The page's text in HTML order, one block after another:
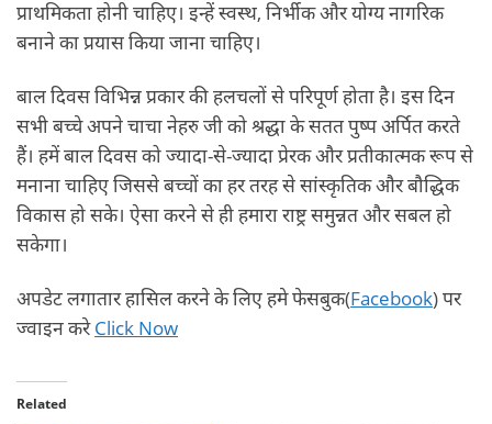
प्राथमिकता होनी चाहिए। इन्हें स्वस्थ, निर्भीक और योग्य नागरिक
बनाने का प्रयास किया जाना चाहिए।
बाल दिवस विभिन्न प्रकार की हलचलों से परिपूर्ण होता है। इस दिन
सभी बच्चे अपने चाचा नेहरु जी को श्रद्धा के सतत पुष्प अर्पित करते
हैं। हमें बाल दिवस को ज्यादा-से-ज्यादा प्रेरक और प्रतीकात्मक रूप से
मनाना चाहिए जिससे बच्चों का हर तरह से सांस्कृतिक और बौद्धिक
विकास हो सके। ऐसा करने से ही हमारा राष्ट्र समुन्नत और सबल हो
सकेगा।
अपडेट लगातार हासिल करने के लिए हमे फेसबुक(Facebook) पर
ज्वाइन करेClick Now
Related